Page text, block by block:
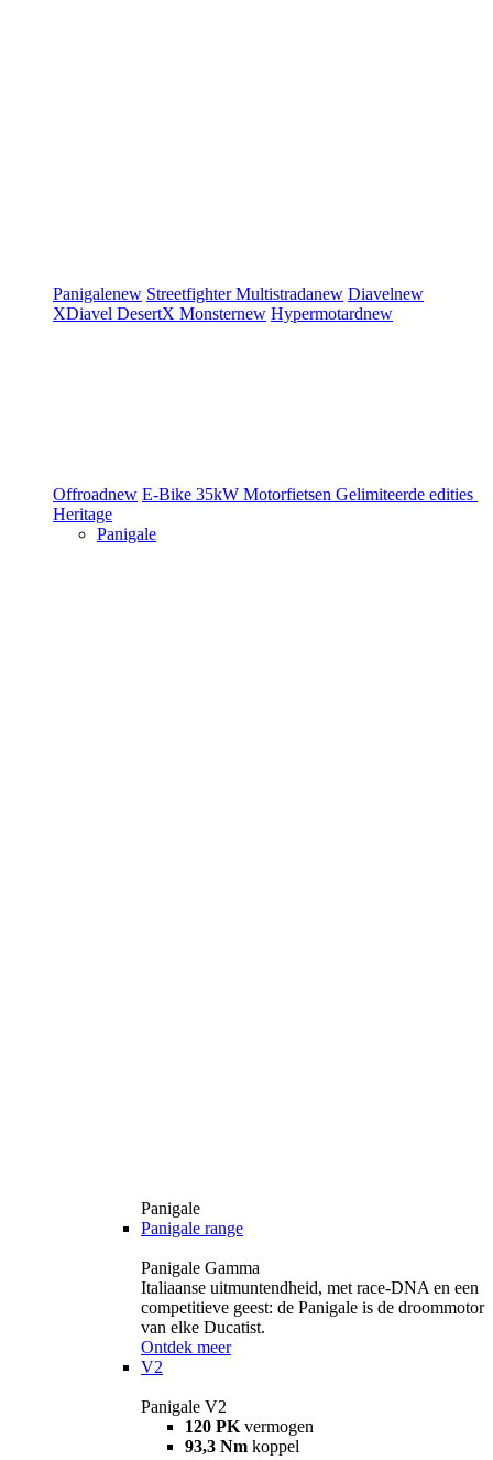
Panigalenew StreetfighterMultistradanew Diavelnew
XDiavel DesertX Monsternew Hypermotardnew
Offroadnew E-Bike 35kW Motorfietsen Gelimiteerde edities
Heritage
Panigale
Panigale
Panigale range
Panigale Gamma
Italiaanse uitmuntendheid, met race-DNA en een
competitieve geest: de Panigale is de droommotor
van elke Ducatist.
Ontdek meer
V2
Panigale V2
120 PK vermogen
93,3 Nm koppel